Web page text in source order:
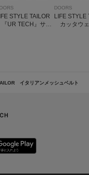
STYLE TAILOR
UR TECH』サマ
DOORS
LIFE STYLE
カッタウ
イタリアンメッシュベルト